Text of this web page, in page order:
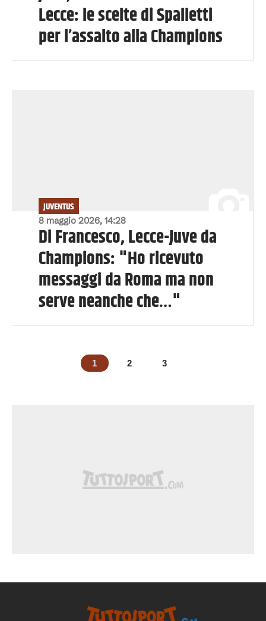
Lecce: le scelte di Spalletti
per l’assalto alla Champions
8 maggio 2026, 14:28
JUVENTUS
Di Francesco, Lecce-Juve da
Champions: "Ho ricevuto
messaggi da Roma ma non
serve neanche che…"
1 2 3